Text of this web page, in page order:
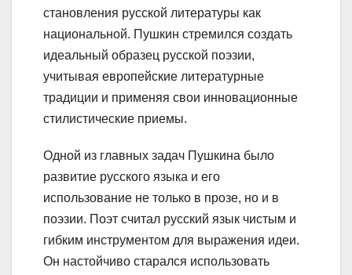
становления русской литературы как
национальной. Пушкин стремился создать
идеальный образец русской поэзии,
учитывая европейские литературные
традиции и применяя свои инновационные
стилистические приемы.
Одной из главных задач Пушкина было
развитие русского языка и его
использование не только в прозе, но и в
поэзии. Поэт считал русский язык чистым и
гибким инструментом для выражения идеи.
Он настойчиво старался использовать